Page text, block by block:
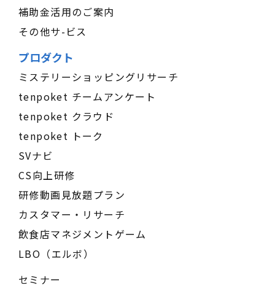
補助金活用のご案内
その他サ-ビス
プロダクト
ミステリーショッピングリサーチ
tenpoket チームアンケート
tenpoket クラウド
tenpoket トーク
SVナビ
CS向上研修
研修動画見放題プラン
カスタマー・リサーチ
飲食店マネジメントゲーム
LBO（エルボ）
セミナー